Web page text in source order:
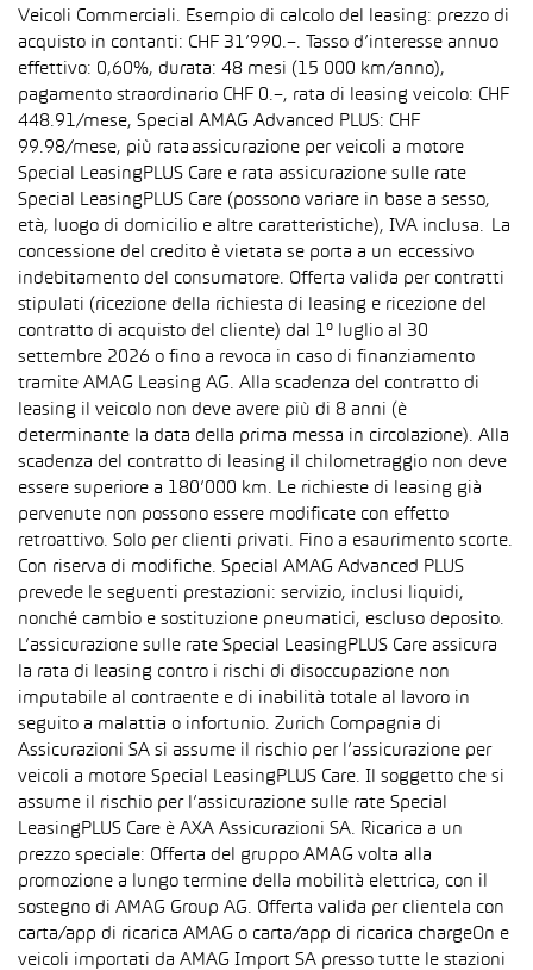
Veicoli Commerciali. Esempio di calcolo del leasing: prezzo di
acquisto in contanti: CHF 31’990.–. Tasso d’interesse annuo
effettivo: 0,60%, durata: 48 mesi (15 000 km/anno),
pagamento straordinario CHF 0.–, rata di leasing veicolo: CHF
448.91/mese, Special AMAG Advanced PLUS: CHF
99.98/mese, più rata assicurazione per veicoli a motore
Special LeasingPLUS Care e rata assicurazione sulle rate
Special LeasingPLUS Care (possono variare in base a sesso,
età, luogo di domicilio e altre caratteristiche), IVA inclusa. La
concessione del credito è vietata se porta a un eccessivo
indebitamento del consumatore. Offerta valida per contratti
stipulati (ricezione della richiesta di leasing e ricezione del
contratto di acquisto del cliente) dal 1° luglio al 30
settembre 2026 o fino a revoca in caso di finanziamento
tramite AMAG Leasing AG. Alla scadenza del contratto di
leasing il veicolo non deve avere più di 8 anni (è
determinante la data della prima messa in circolazione). Alla
scadenza del contratto di leasing il chilometraggio non deve
essere superiore a 180’000 km. Le richieste di leasing già
pervenute non possono essere modificate con effetto
retroattivo. Solo per clienti privati. Fino a esaurimento scorte.
Con riserva di modifiche. Special AMAG Advanced PLUS
prevede le seguenti prestazioni: servizio, inclusi liquidi,
nonché cambio e sostituzione pneumatici, escluso deposito.
L’assicurazione sulle rate Special LeasingPLUS Care assicura
la rata di leasing contro i rischi di disoccupazione non
imputabile al contraente e di inabilità totale al lavoro in
seguito a malattia o infortunio. Zurich Compagnia di
Assicurazioni SA si assume il rischio per l’assicurazione per
veicoli a motore Special LeasingPLUS Care. Il soggetto che si
assume il rischio per l’assicurazione sulle rate Special
LeasingPLUS Care è AXA Assicurazioni SA. Ricarica a un
prezzo speciale: Offerta del gruppo AMAG volta alla
promozione a lungo termine della mobilità elettrica, con il
sostegno di AMAG Group AG. Offerta valida per clientela con
carta/app di ricarica AMAG o carta/app di ricarica chargeOn e
veicoli importati da AMAG Import SA presso tutte le stazioni